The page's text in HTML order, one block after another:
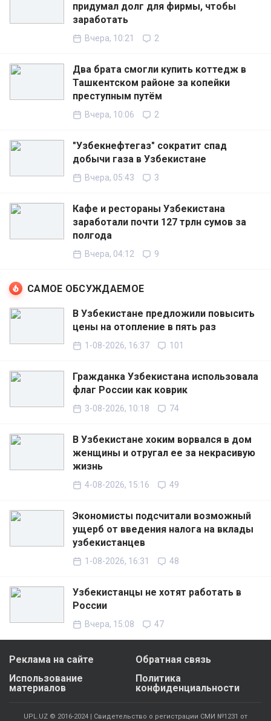
придумал долг для фирмы, чтобы
заработать
Вчера, 10:21 2
Два брата смогли купить коттедж в
Ташкентском районе за копейки
преступным путём
Вчера, 10:06 2
"Узбекнефтегаз" сократит спад
добычи газа в Узбекистане
Вчера, 05:43 3
Кафе и рестораны Узбекистана
заработали почти 127 трлн сумов за
полгода
Вчера, 04:12 9
САМОЕ ОБСУЖДАЕМОЕ
В Узбекистане предложили повысить
цены на отопление в пять раз
1-08-2026, 16:37 101
Гражданка Узбекистана использовала
флаг России как коврик
3-08-2026, 10:18 74
В Узбекистане хоким ворвался в дом
женщины и отругал ее за некрасивую
жизнь
4-08-2026, 15:16 49
Экономисты подсчитали возможный
ущерб от введения налога на вклады
узбекистанцев
1-08-2026, 16:31 48
Узбекистанцы не хотят работать в
России
Вчера, 15:08 47
Реклама на сайте
Обратная связь
Использование
материалов
Политика
конфиденциальности
UPL.UZ © 2016-2024 | Свидетельство о регистрации СМИ №1231 от